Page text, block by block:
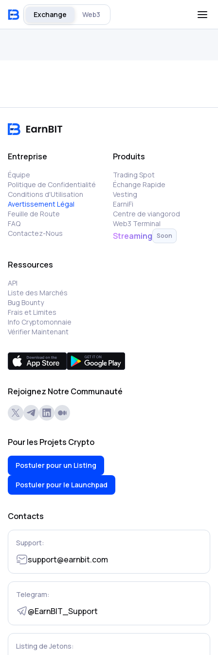
Exchange Web3
Entreprise
Équipe
Politique de Confidentialité
Conditions d'Utilisation
Avertissement Légal
Feuille de Route
FAQ
Contactez-Nous
Produits
Trading Spot
Échange Rapide
Vesting
EarniFi
Centre de viangorod
Web3 Terminal
Streaming Soon
Ressources
API
Liste des Marchés
Bug Bounty
Frais et Limites
Info Cryptomonnaie
Vérifier Maintenant
Rejoignez Notre Communauté
Pour les Projets Crypto
Postuler pour un Listing
Postuler pour le Launchpad
Contacts
Support:
support@earnbit.com
Telegram:
@EarnBIT_Support
Listing de Jetons: